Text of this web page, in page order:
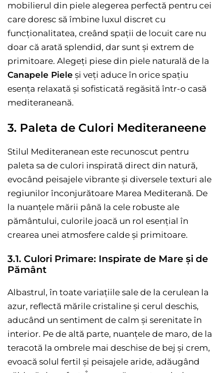
mobilierul din piele alegerea perfectă pentru cei
care doresc să îmbine luxul discret cu
funcționalitatea, creând spații de locuit care nu
doar că arată splendid, dar sunt și extrem de
primitoare. Alegeți piese din piele naturală de la
Canapele Piele și veți aduce în orice spațiu
esența relaxată și sofisticată regăsită într-o casă
mediteraneană.
3. Paleta de Culori Mediteraneene
Stilul Mediteranean este recunoscut pentru
paleta sa de culori inspirată direct din natură,
evocând peisajele vibrante și diversele texturi ale
regiunilor înconjurătoare Marea Mediterană. De
la nuanțele mării până la cele robuste ale
pământului, culorile joacă un rol esențial în
crearea unei atmosfere calde și primitoare.
3.1. Culori Primare: Inspirate de Mare și de
Pământ
Albastrul, în toate variațiile sale de la cerulean la
azur, reflectă mările cristaline și cerul deschis,
aducând un sentiment de calm și serenitate în
interior. Pe de altă parte, nuanțele de maro, de la
teracotă la ombrele mai deschise de bej și crem,
evoacă solul fertil și peisajele aride, adăugând